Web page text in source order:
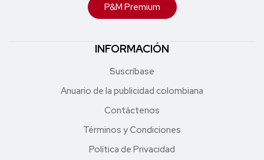
P&M Premium
INFORMACIÓN
Suscríbase
Anuario de la publicidad colombiana
Contáctenos
Términos y Condiciones
Política de Privacidad